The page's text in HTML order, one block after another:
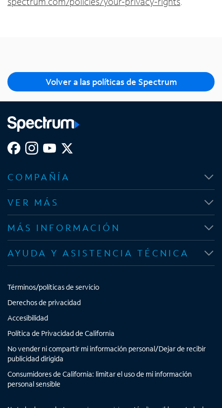
Volver a las políticas de Spectrum
e
a
r
e
n
u
n
p
e
s
a
ñ
a
n
u
e
a
r
e
n
u
n
p
e
s
a
ñ
a
n
u
e
a
b
r
e
n
u
n
p
e
s
a
ñ
a
n
u
e
a
e
n
u
n
p
e
a
ñ
a
n
COMPAÑÍA
VER MÁS
MÁS INFORMACIÓN
AYUDA Y ASISTENCIA TÉCNICA
Términos/políticas de servicio
Derechos de privacidad
Accesibilidad
Política de Privacidad de California
No vender ni compartir mi información personal/Dejar de recibir
publicidad dirigida
Consumidores de California: limitar el uso de mi información
personal sensible